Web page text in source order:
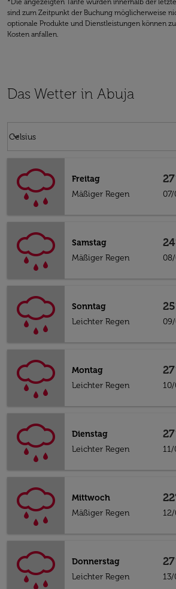
*Die angezeigten Tarife wurden innerhalb der
sind zum Zeitpunkt der Buchung möglicherweise
optionale Produkte und Dienstleistungen können
Kosten anfallen.
Das Wetter in Abuja
Celsius
keyboard_arrow_down
Freitag
Mäßiger Regen
Samstag
Mäßiger Regen
Sonntag
Leichter Regen
Montag
Leichter Regen
Dienstag
Leichter Regen
Mittwoch
Mäßiger Regen
Donnerstag
Leichter Regen